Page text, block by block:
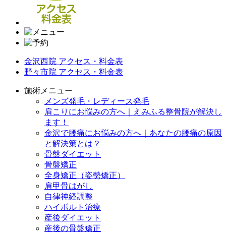
金沢西院 アクセス・料金表
野々市院 アクセス・料金表
施術メニュー
メンズ発毛・レディース発毛
肩こりにお悩みの方へ｜えみふる整骨院が解決し
ます！
金沢で腰痛にお悩みの方へ｜あなたの腰痛の原因
と解決策とは？
骨盤ダイエット
骨盤矯正
全身矯正（姿勢矯正）
肩甲骨はがし
自律神経調整
ハイボルト治療
産後ダイエット
産後の骨盤矯正